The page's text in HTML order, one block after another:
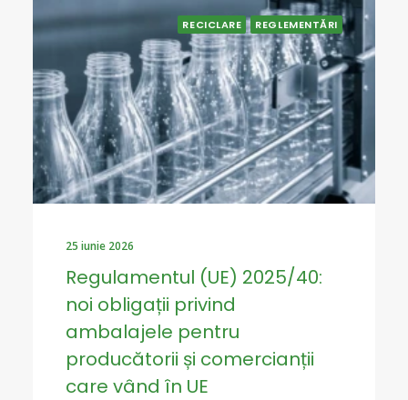
RECICLARE REGLEMENTĂRI
25 iunie 2026
Regulamentul (UE) 2025/40:
noi obligații privind
ambalajele pentru
producătorii și comercianții
care vând în UE